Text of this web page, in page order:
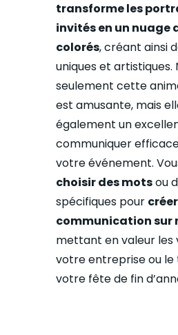
transforme les
invités en un nuage
colorés, créant ainsi
uniques et artistiques.
seulement cette
est amusante, mais
également un
communiquer
votre événement.
choisir des motsou
spécifiques pour
communication sur
mettant en valeur les
votre entreprise ou le
votre fête de fin